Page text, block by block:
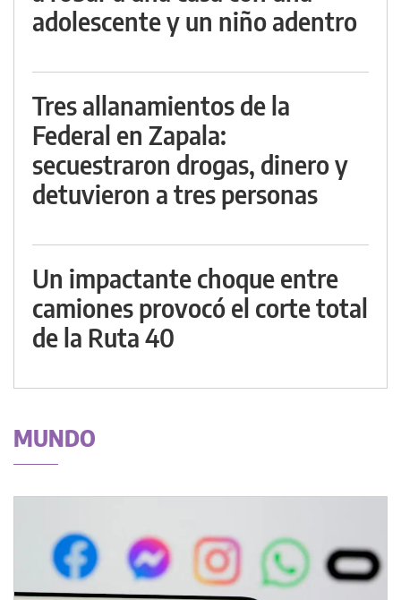
adolescente y un niño adentro
Tres allanamientos de la
Federal en Zapala:
secuestraron drogas, dinero y
detuvieron a tres personas
Un impactante choque entre
camiones provocó el corte total
de la Ruta 40
MUNDO